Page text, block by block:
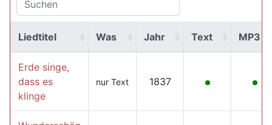
Liedtitel Was Jahr Text MP3
Erde singe,
dass es
klinge
nur Text 1837